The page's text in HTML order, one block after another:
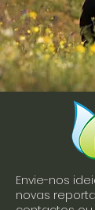
Envie-nos
novas